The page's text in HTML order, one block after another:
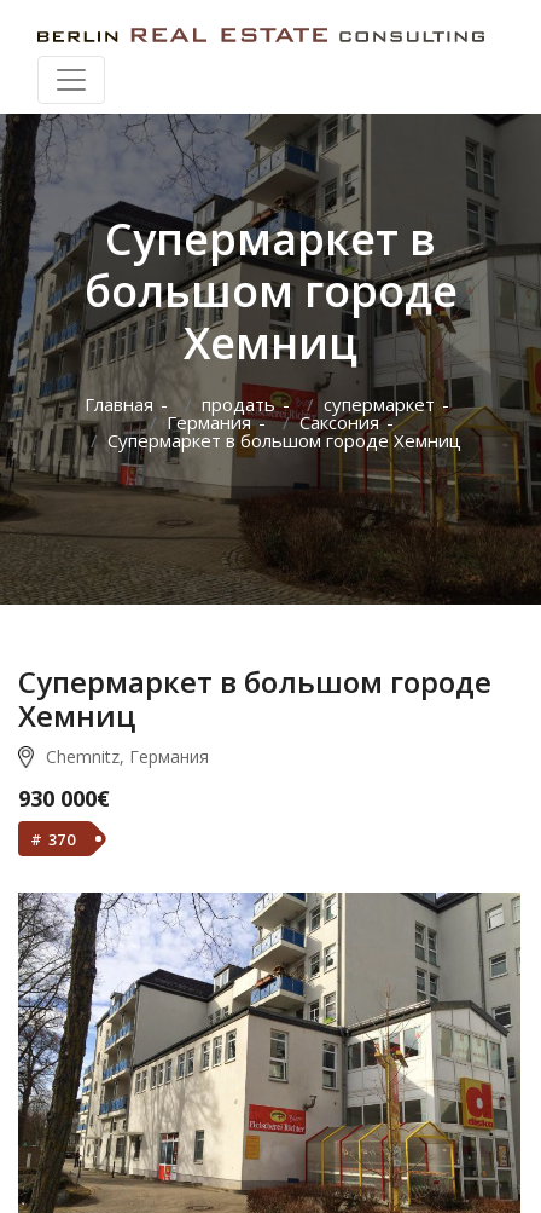
Супермаркет в
большом городе
Хемниц
Главная продать супермаркет
Германия Саксония
Супермаркет в большом городе Хемниц
Супермаркет в большом городе
Хемниц
Chemnitz, Германия
930 000€
# 370
Искать при перемещении карты